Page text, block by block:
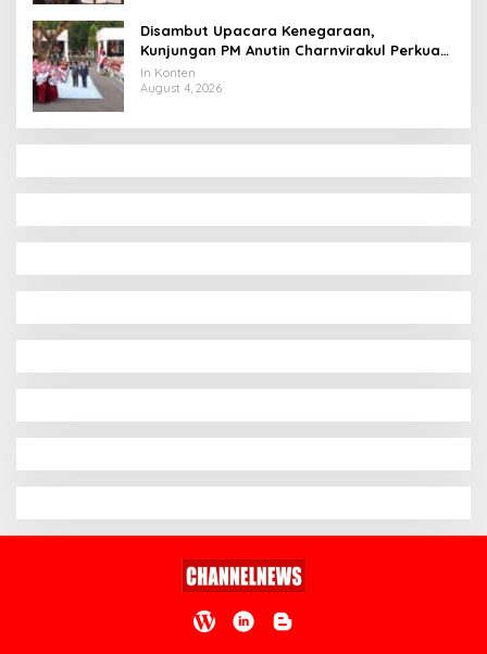
Disambut Upacara Kenegaraan,
Kunjungan PM Anutin Charnvirakul Perkuat
Hubungan Indonesia-Thailand
In Konten
August 4, 2026